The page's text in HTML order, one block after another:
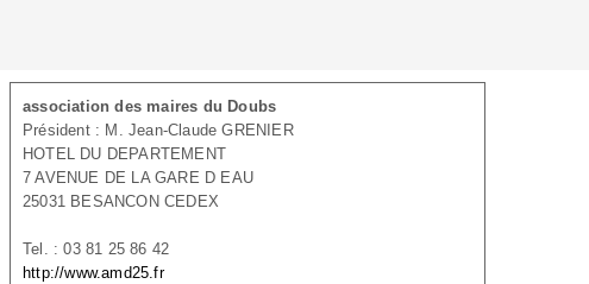
association des maires du Doubs
Président : M. Jean-Claude GRENIER
HOTEL DU DEPARTEMENT
7 AVENUE DE LA GARE D EAU
25031 BESANCON CEDEX
Tel. : 03 81 25 86 42
http://www.amd25.fr